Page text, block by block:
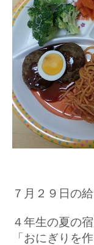
７月２９日の給
４年生の夏の
「おにぎりを